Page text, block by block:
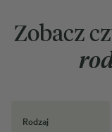
Zobacz
Rodzaj